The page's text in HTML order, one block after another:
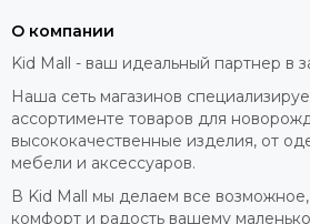
О компании
Kid Mall - ваш идеальный партнер в
Наша сеть магазинов
ассортименте товаров для
высококачественные изделия, от
мебели и аксессуаров.
В Kid Mall мы делаем все
комфорт и радость вашему